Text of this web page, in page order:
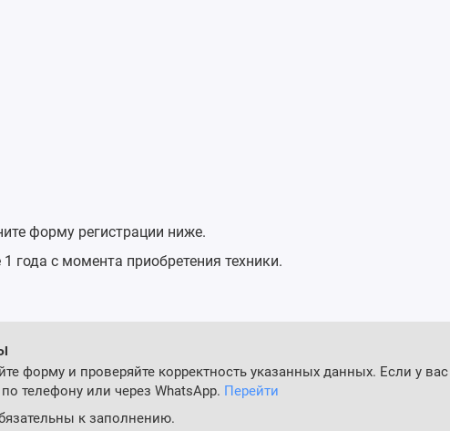
форму регистрации ниже.
года с момента приобретения техники.
форму и проверяйте корректность указанных данных. Если у
телефону или через WhatsApp. Перейти
к заполнению.